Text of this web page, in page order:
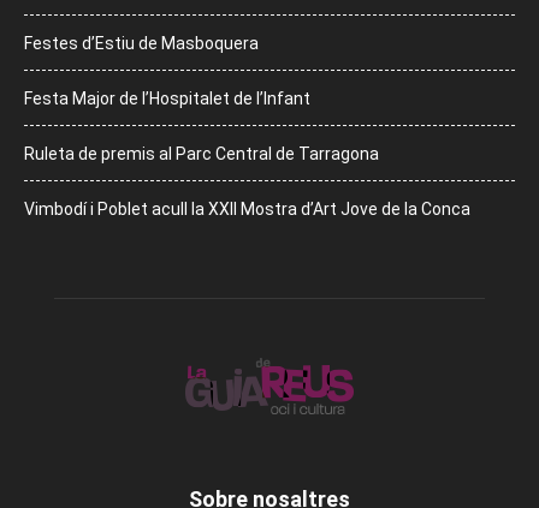
Festes d’Estiu de Masboquera
Festa Major de l’Hospitalet de l’Infant
Ruleta de premis al Parc Central de Tarragona
Vimbodí i Poblet acull la XXII Mostra d’Art Jove de la Conca
Sobre nosaltres